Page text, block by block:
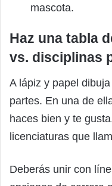
mascota.
Haz una tabla
vs. disciplinas
A lápiz y papel
partes. En una de
haces bien y te
licenciaturas que
Deberás unir con